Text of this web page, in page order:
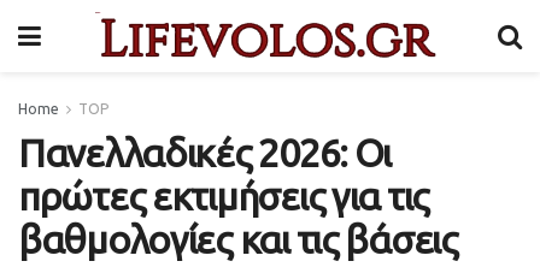
Home TOP
Πανελλαδικές 2026: Οι
πρώτες εκτιμήσεις για τις
βαθμολογίες και τις βάσεις